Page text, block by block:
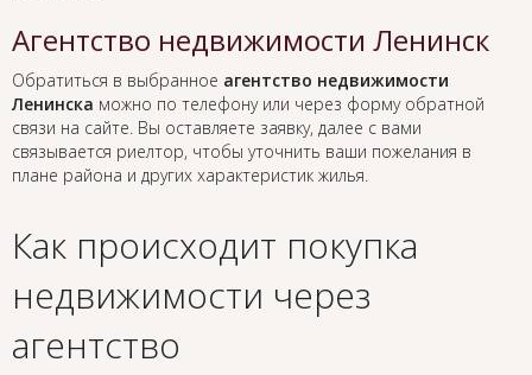
Агентство недвижимости Ленинск
Обратиться в выбранное агентство недвижимости
Ленинска можно по телефону или через форму обратной
связи на сайте. Вы оставляете заявку, далее с вами
связывается риелтор, чтобы уточнить ваши пожелания в
плане района и других характеристик жилья.
Как происходит покупка
недвижимости через
агентство